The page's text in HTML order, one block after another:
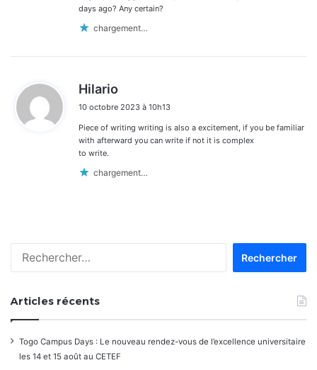
days ago? Any certain?
chargement…
Hilario
t
:
10 octobre 2023 à 10h13
Piece of writing writing is also a excitement, if you be familiar
with afterward you can write if not it is complex
to write.
chargement…
Articles récents
Togo Campus Days : Le nouveau rendez-vous de l’excellence universitaire
les 14 et 15 août au CETEF